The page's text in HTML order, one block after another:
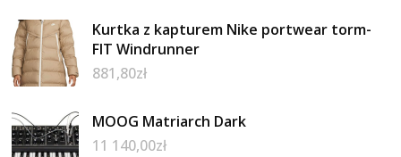
Kurtka z kapturem Nike portwear torm-
FIT Windrunner
881,80zł
MOOG Matriarch Dark
11 140,00zł